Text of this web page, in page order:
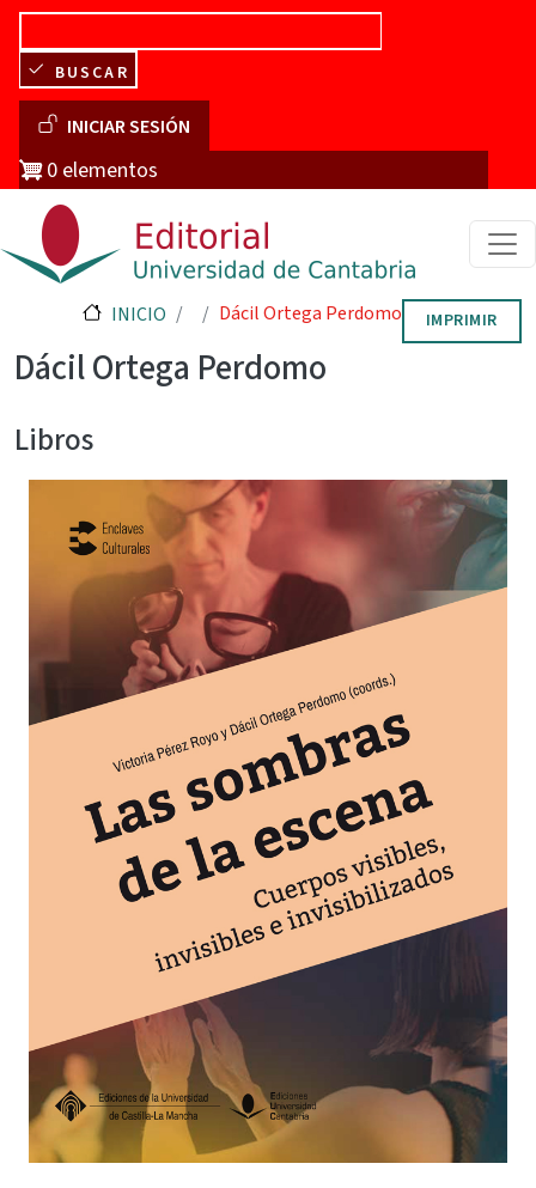
Pasar al contenido principal
BUSCAR
Menú de cuenta de usuario
INICIAR SESIÓN
0 elementos
INICIO Dácil Ortega Perdomo
Dácil Ortega Perdomo
IMPRIMIR
Libros